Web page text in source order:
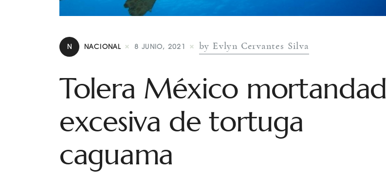
N NACIONAL 8 JUNIO, 2021 by Evlyn Cervantes Silva
Tolera México mortandad
excesiva de tortuga
caguama